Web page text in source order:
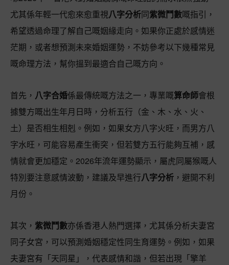
尤其係年輕一代愈來愈重視八字分析同紫微鬥數嘅指引，
希望透過命理了解自己嘅姻緣走向。如果你正處於感情迷
茫期，或者想預測未來婚姻運勢，不妨參考以下幾種常見
嘅命理方法，幫你搵到最適合自己嘅方向。
首先， 八字合婚係最傳統嘅方法之一，專業嘅算命師會根
據雙方嘅出生年月日時，分析五行（金、木、水、火、
土）是否相生相剋。例如，如果女方八字火旺，而男方八
字水旺，可能容易產生衝突，但若雙方五行能夠互補，感
情就會更加穩定。2026年流年運勢顯示，屬虎同屬猴嘅人
特別要注意感情波動，建議及早進行八字分析 ，避開不利
月份。
其次， 紫微鬥數亦係香港人熱門選擇，尤其係分析夫妻宮
同子女宮，可以預測婚姻穩定性同生育運勢。例如，如果
夫妻宮有「天同星」，代表感情和諧，但若出現「擎羊